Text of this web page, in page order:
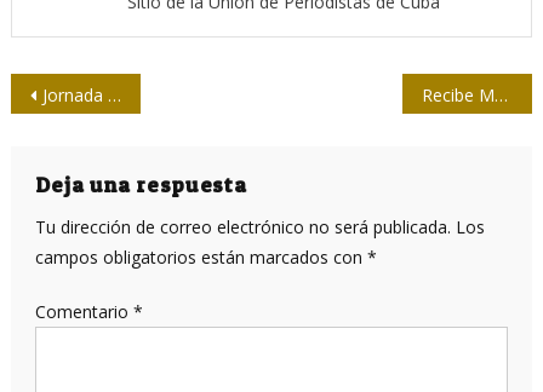
Navegación
entradas
Jornada para los que empuñan con razón una espada Recibe Martín Corona premio periodístico por la obra de la vida
Deja una respuesta
Tu dirección de correo electrónico no será publicada. Los
campos obligatorios están marcados con *
Comentario *